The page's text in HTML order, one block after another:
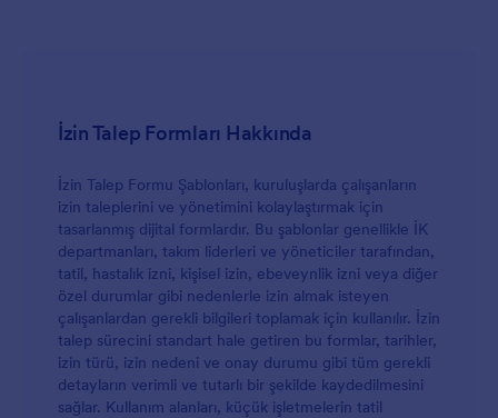
İzin Talep Formları Hakkında
İzin Talep Formu Şablonları, kuruluşlarda çalışanların
izin taleplerini ve yönetimini kolaylaştırmak için
tasarlanmış dijital formlardır. Bu şablonlar genellikle İK
departmanları, takım liderleri ve yöneticiler tarafından,
tatil, hastalık izni, kişisel izin, ebeveynlik izni veya diğer
özel durumlar gibi nedenlerle izin almak isteyen
çalışanlardan gerekli bilgileri toplamak için kullanılır. İzin
talep sürecini standart hale getiren bu formlar, tarihler,
izin türü, izin nedeni ve onay durumu gibi tüm gerekli
detayların verimli ve tutarlı bir şekilde kaydedilmesini
sağlar. Kullanım alanları, küçük işletmelerin tatil